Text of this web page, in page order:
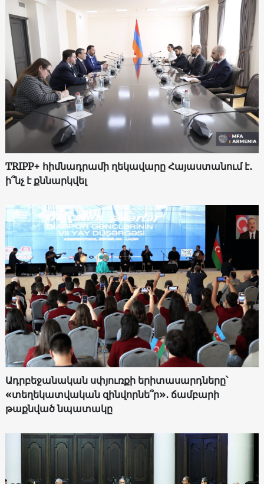
TRIPP+ հիմնադրամի ղեկավարը Հայաստանում է․
ի՞նչ է քննարկվել
Ադրբեջանական սփյուռքի երիտասարդները՝
«տեղեկատվական զինվորնե՞ր»․ ճամբարի
թաքնված նպատակը